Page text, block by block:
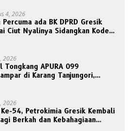
4, 2026
Percuma ada BK DPRD Gresik
Ciut Nyalinya Sidangkan Kode
2026
Tongkang APURA 099
di Karang Tanjungori,
2026
54, Petrokimia Gresik Kembali
Berkah dan Kebahagiaan